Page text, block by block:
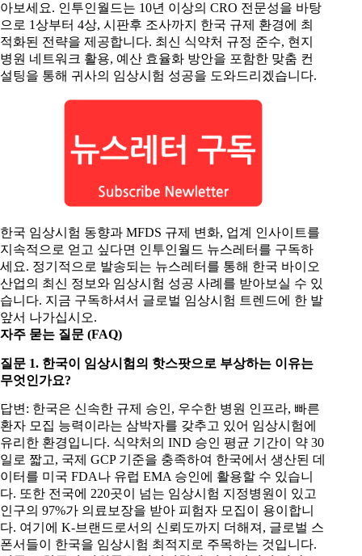
아보세요. 인투인월드는 10년 이상의 CRO 전문성을 바탕
으로 1상부터 4상, 시판후 조사까지 한국 규제 환경에 최
적화된 전략을 제공합니다. 최신 식약처 규정 준수, 현지
병원 네트워크 활용, 예산 효율화 방안을 포함한 맞춤 컨
설팅을 통해 귀사의 임상시험 성공을 도와드리겠습니다.
한국 임상시험 동향과 MFDS 규제 변화, 업계 인사이트를
지속적으로 얻고 싶다면 인투인월드 뉴스레터를 구독하
세요. 정기적으로 발송되는 뉴스레터를 통해 한국 바이오
산업의 최신 정보와 임상시험 성공 사례를 받아보실 수 있
습니다. 지금 구독하셔서 글로벌 임상시험 트렌드에 한 발
앞서 나가십시오.
자주 묻는 질문 (FAQ)
질문 1. 한국이 임상시험의 핫스팟으로 부상하는 이유는
무엇인가요?
답변: 한국은 신속한 규제 승인, 우수한 병원 인프라, 빠른
환자 모집 능력이라는 삼박자를 갖추고 있어 임상시험에
유리한 환경입니다. 식약처의 IND 승인 평균 기간이 약 30
일로 짧고, 국제 GCP 기준을 충족하여 한국에서 생산된 데
이터를 미국 FDA나 유럽 EMA 승인에 활용할 수 있습니
다. 또한 전국에 220곳이 넘는 임상시험 지정병원이 있고
인구의 97%가 의료보장을 받아 피험자 모집이 용이합니
다. 여기에 K-브랜드로서의 신뢰도까지 더해져, 글로벌 스
폰서들이 한국을 임상시험 최적지로 주목하는 것입니다.